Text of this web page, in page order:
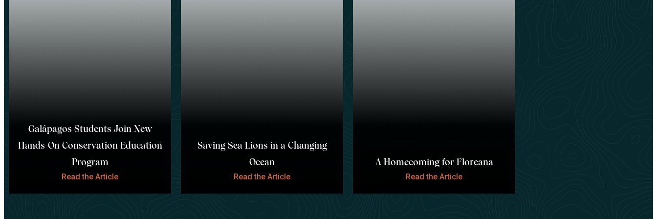
Galápagos Students Join New
Hands-On Conservation Education
Program
Read the Article
Saving Sea Lions in a Changing
Ocean
Read the Article
A Homecoming for Floreana
Read the Article